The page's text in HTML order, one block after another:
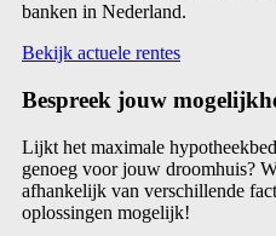
banken in Nederland.
Bekijk actuele rentes
Bespreek jouw
Lijkt het maximale
genoeg voor jouw droomhuis?
afhankelijk van verschillende
oplossingen mogelijk!